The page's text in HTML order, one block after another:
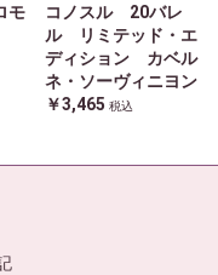
モ
コノスル 20バレ
ル リミテッド・エ
ディション カベル
ネ・ソーヴィニヨン
￥3,465 税込